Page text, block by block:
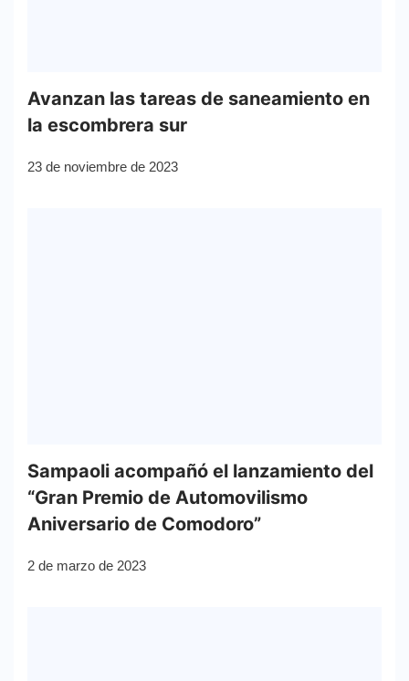
Avanzan las tareas de saneamiento en
la escombrera sur
23 de noviembre de 2023
Sampaoli acompañó el lanzamiento del
“Gran Premio de Automovilismo
Aniversario de Comodoro”
2 de marzo de 2023